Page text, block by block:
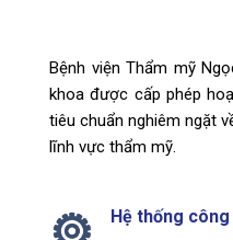
Bệnh viện Thẩm mỹ
khoa được cấp phép
tiêu chuẩn nghiêm ngặt
lĩnh vực thẩm mỹ.
Hệ thống